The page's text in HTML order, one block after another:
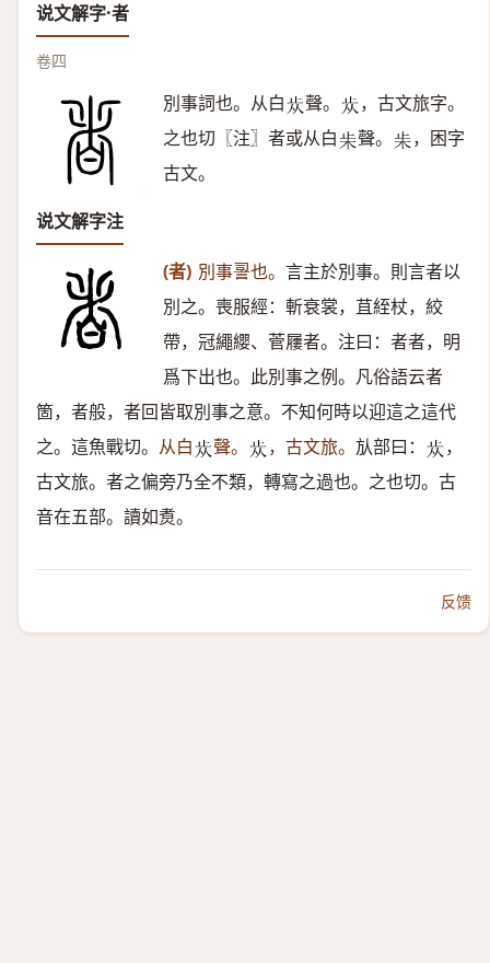
说文解字·者
卷四
別事詞也。从白𣥐 聲。 𣥐 ，古文旅字。
之也切〖注〗者或从白𣏔 聲。 𣏔 ，困字
古文。
说文解字注
(者) 別事䛐也。 言主於別事。則言者以
別之。喪服經：斬衰裳，苴絰杖，絞
帶，冠繩纓、菅屨者。注曰：者者，明
爲下出也。此別事之例。凡俗語云者
箇，者般，者回皆取別事之意。不知何時以迎這之這代
之。這魚戰切。 从白𣥐 聲。 𣥐 ，古文旅。 㫃部曰： 𣥐 ，
古文旅。者之偏旁乃全不類，轉寫之過也。之也切。古
音在五部。讀如煑。
反馈